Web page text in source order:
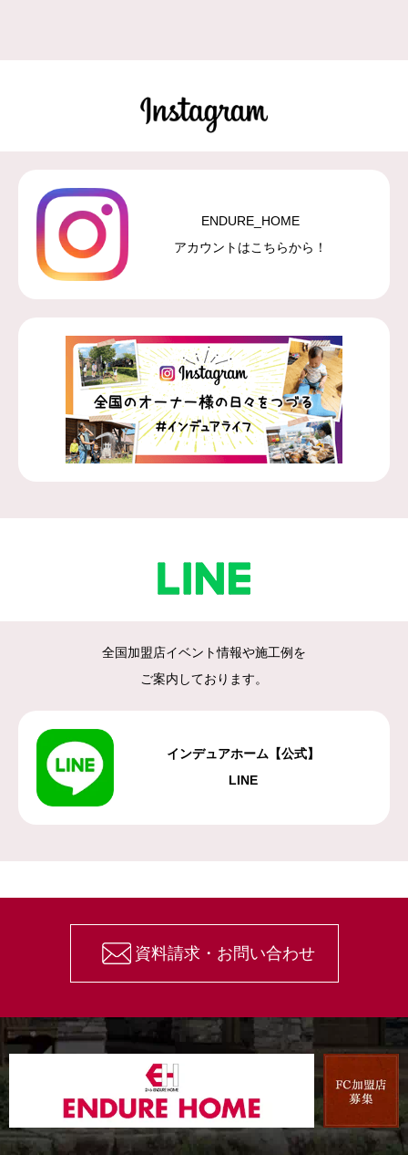
ENDURE_HOME
アカウントはこちらから！
全国加盟店イベント情報や施工例を
ご案内しております。
インデュアホーム【公式】
LINE
資料請求・お問い合わせ